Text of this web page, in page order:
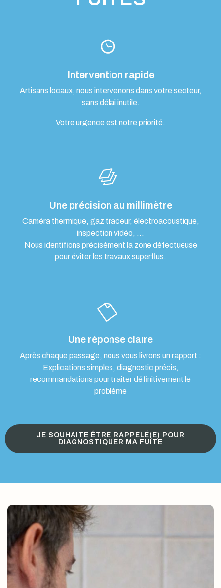
Intervention rapide
Artisans locaux, nous intervenons dans votre secteur,
sans délai inutile.
Votre urgence est notre priorité.
Une précision au millimètre
Caméra thermique, gaz traceur, électroacoustique,
inspection vidéo, …
Nous identifions précisément la zone défectueuse
pour éviter les travaux superflus.
Une réponse claire
Après chaque passage, nous vous livrons un rapport :
Explications simples, diagnostic précis,
recommandations pour traiter définitivement le
problème
JE SOUHAITE ÊTRE RAPPELÉ(E) POUR
DIAGNOSTIQUER MA FUITE